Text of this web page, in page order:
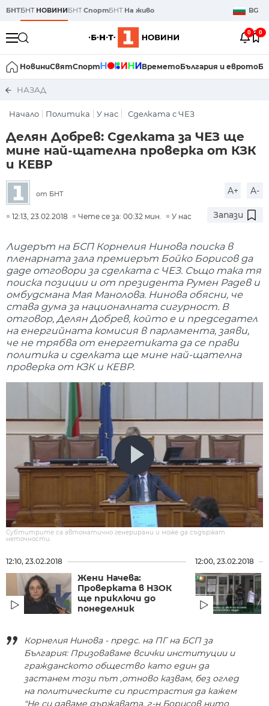
БНТБНТ НОВИНИБНТСпортБНТ На живо BG
0 0
НовиниСвятСпорт ВреметоБългария и еврото
НАЗАД
Начало Политика У нас Сделката с ЧЕЗ
Делян Добрев: Сделката за ЧЕЗ ще
мине най-щателна проверка от КЗК
и КЕВР
от БНТ A+ A-
12:13, 23.02.2018 Чете се за: 00:32 мин. У нас Запази
Лидерът на БСП Корнелия Нинова поиска в
пленарната зала премиерът Бойко Борисов да
даде отговори за сделката с ЧЕЗ. Също така тя
поиска позиции и от президента Румен Радев и
омбудсмана Мая Манолова. Нинова обясни, че
става дума за националната сигурност. В
отговор, Делян Добрев, който е и председател
на енергийната комисия в парламента, заяви,
че не трябва от енергетиката да се прави
политика и сделката ще мине най-щателна
проверка от КЗК и КЕВР.
Субтитрите са автоматично генерирани и може да съдържат
неточности.
12:10, 23.02.2018
Жени Начева: ​
Проверката в НЗОК
ще приключи до
понеделник
12:00, 23.02.2018
Корнелия Нинова - предс. на ПГ на БСП за
България: Призоваваме всички институции и
гражданското общество като един да
застанем този път ,отново казвам, без оглед
на политическите си пристрастия да кажем
"Не си даваме държавата, г-н Борисов нито